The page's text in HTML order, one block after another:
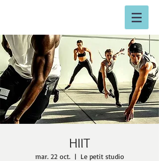
HIIT
mar. 22 oct.
  |
Le petit studio